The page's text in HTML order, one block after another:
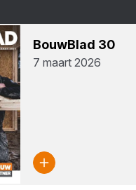
Bouw­Blad 30
7 maart 2026